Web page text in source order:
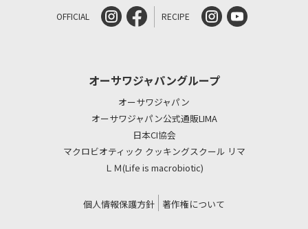
OFFICIAL RECIPE
オーサワジャパングループ
オーサワジャパン
オーサワジャパン公式通販LIMA
日本CI協会
マクロビオティック クッキングスクール リマ
ＬＭ(Life is macrobiotic)
個人情報保護方針 著作権について